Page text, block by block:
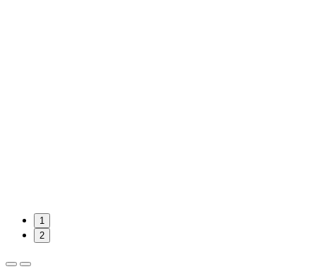
1
2